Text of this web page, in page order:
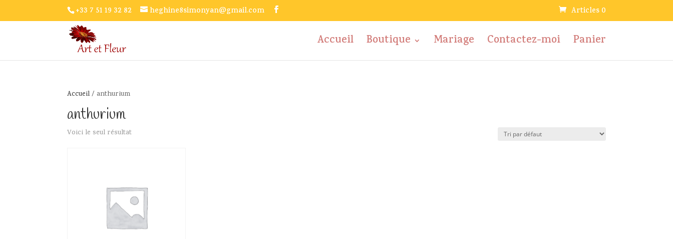
+33 7 51 19 32 82 heghine8simonyan@gmail.com Articles 0
Accueil Boutique Mariage Contactez-moi Panier
Accueil/ anthurium
anthurium
Voici le seul résultat